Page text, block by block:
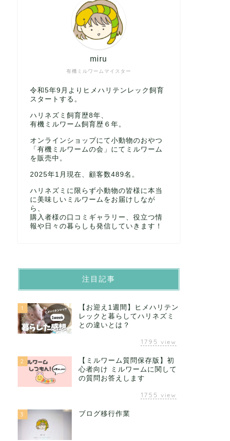
有機ミルワームマイスター
miru
令和5年9月よりヒメハリテンレック飼育
スタートする。
ハリネズミ飼育歴8年、
有機ミルワーム飼育歴６年。
オンラインショップにて小動物のおやつ
「有機ミルワームの会」にてミルワーム
を販売中。
2025年1月現在、顧客数489名。
ハリネズミに限らず小動物の皆様に本当
に美味しいミルワームをお届けしなが
ら、
購入者様の口コミギャラリー、役立つ情
報や日々の暮らしも発信していきます！
注目記事
1
【お迎え1週間】ヒメハリテン
レックと暮らしてハリネズミ
との違いとは？
1795 view
2
【ミルワーム質問保存版】初
心者向け ミルワームに関して
の質問お答えします
1755 view
3 ブログ移行作業